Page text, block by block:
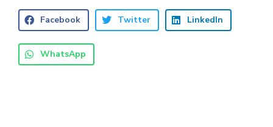
Facebook Twitter LinkedIn
WhatsApp